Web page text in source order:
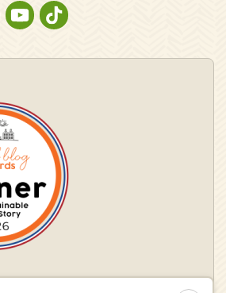
FACEBOOK
OP INSTAGRAM
OP PINTEREST
NATURESCANNER OP YOUTUBE
NATURESCANNER OP TIKTOK